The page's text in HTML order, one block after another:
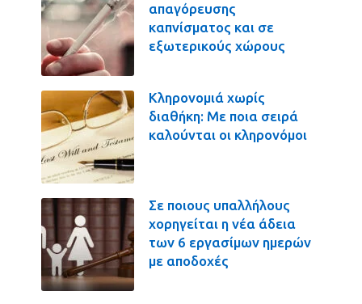
απαγόρευσης
καπνίσματος και σε
εξωτερικούς χώρους
Κληρονομιά χωρίς
διαθήκη: Με ποια σειρά
καλούνται οι κληρονόμοι
Σε ποιους υπαλλήλους
χορηγείται η νέα άδεια
των 6 εργασίμων ημερών
με αποδοχές